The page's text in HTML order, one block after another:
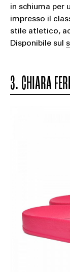
in schiuma per
impresso il
stile atletico,
Disponibile sul
3. CHIARA